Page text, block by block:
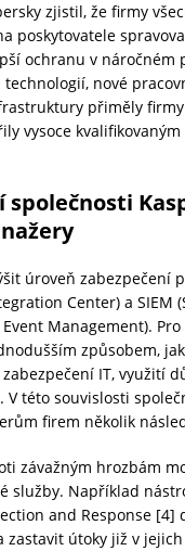
zjistil, že firmy
poskytovatele
ochranu v náročném
technologií, nové
přiměly
vysoce
společnosti
úroveň zabezpečení
Center) a SIEM
Management).
způsobem,
IT, využití
V této souvislosti
firem několik
závažným hrozbám
služby. Například
and Response [4]
zastavit útoky již v